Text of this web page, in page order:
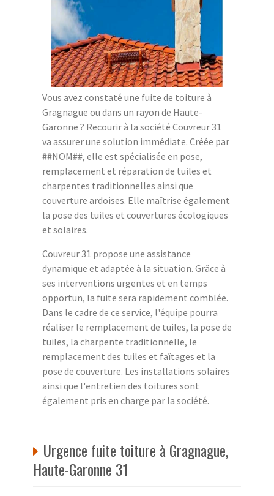
Vous avez constaté une fuite de toiture à
Gragnague ou dans un rayon de Haute-
Garonne ? Recourir à la société Couvreur 31
va assurer une solution immédiate. Créée par
##NOM##, elle est spécialisée en pose,
remplacement et réparation de tuiles et
charpentes traditionnelles ainsi que
couverture ardoises. Elle maîtrise également
la pose des tuiles et couvertures écologiques
et solaires.
Couvreur 31 propose une assistance
dynamique et adaptée à la situation. Grâce à
ses interventions urgentes et en temps
opportun, la fuite sera rapidement comblée.
Dans le cadre de ce service, l'équipe pourra
réaliser le remplacement de tuiles, la pose de
tuiles, la charpente traditionnelle, le
remplacement des tuiles et faîtages et la
pose de couverture. Les installations solaires
ainsi que l'entretien des toitures sont
également pris en charge par la société.
Urgence fuite toiture à Gragnague,
Haute-Garonne 31